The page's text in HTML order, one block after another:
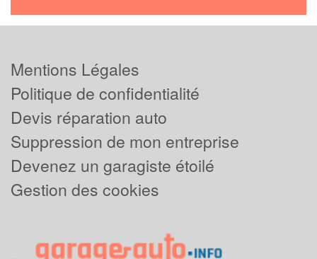
Mentions Légales
Politique de confidentialité
Devis réparation auto
Suppression de mon entreprise
Devenez un garagiste étoilé
Gestion des cookies